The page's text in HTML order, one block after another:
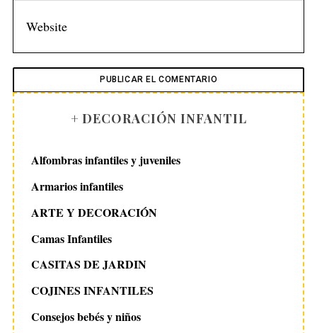
+ DECORACIÓN INFANTIL
Alfombras infantiles y juveniles
Armarios infantiles
ARTE Y DECORACIÓN
Camas Infantiles
CASITAS DE JARDIN
COJINES INFANTILES
Consejos bebés y niños